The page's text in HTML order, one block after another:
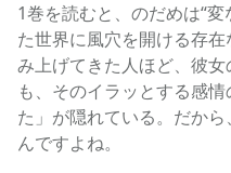
1巻を読むと、のだめは“
た世界に風穴を開ける存
み上げてきた人ほど、彼
も、そのイラッとする感
た」が隠れている。だか
んですよね。